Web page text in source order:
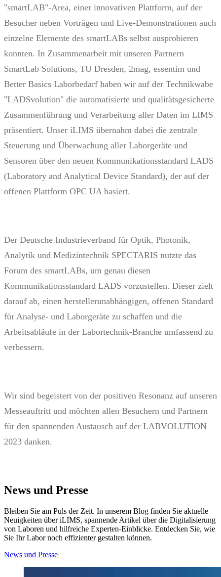
"smartLAB"-Area, einer innovativen Plattform, auf der
Besucher neben Vorträgen und Live-Demonstrationen auch
einzelne Elemente des smartLABs selbst ausprobieren
konnten. In Zusammenarbeit mit unseren Partnern
SmartLab Solutions, TU Dresden, 2mag, essentim und
Better Basics Laborbedarf haben wir auf der Technikwabe
"LADSvolution" die automatisierte und qualitätsgesicherte
Zusammenführung und Verarbeitung aller Daten im LIMS
präsentiert. Unser iLIMS übernahm dabei die zentrale
Steuerung und Überwachung aller Laborgeräte und
Sensoren über den neuen Kommunikationsstandard LADS
(Laboratory and Analytical Device Standard), der auf der
offenen Plattform OPC UA basiert.
Der Deutsche Industrieverband für Optik, Photonik,
Analytik und Medizintechnik SPECTARIS nutzte das
Forum des smartLABs, um genau diesen
Kommunikationsstandard LADS vorzustellen. Dieser zielt
darauf ab, einen herstellerunabhängigen, offenen Standard
für Analyse- und Laborgeräte zu schaffen und die
Arbeitsabläufe in der Labortechnik-Branche umfassend zu
verbessern.
Wir sind begeistert von der positiven Resonanz auf unseren
Messeauftritt und möchten allen Besuchern und Partnern
für den spannenden Austausch auf der LABVOLUTION
2023 danken.
News und Presse
Bleiben Sie am Puls der Zeit. In unserem Blog finden Sie aktuelle
Neuigkeiten über iLIMS, spannende Artikel über die Digitalisierung
von Laboren und hilfreiche Experten-Einblicke. Entdecken Sie, wie
Sie Ihr Labor noch effizienter gestalten können.
News und Presse